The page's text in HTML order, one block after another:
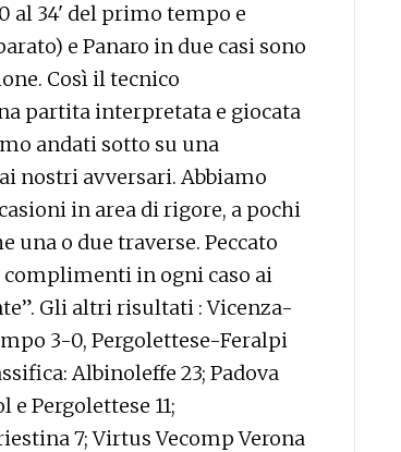
al 34' del primo tempo e
e Panaro in due casi sono
Così il tecnico
partita interpretata e giocata
andati sotto su una
nostri avversari. Abbiamo
in area di rigore, a pochi
una o due traverse. Peccato
complimenti in ogni caso ai
Gli altri risultati : Vicenza-
3-0, Pergolettese-Feralpi
Albinoleffe 23; Padova
e Pergolettese 11;
7; Virtus Vecomp Verona